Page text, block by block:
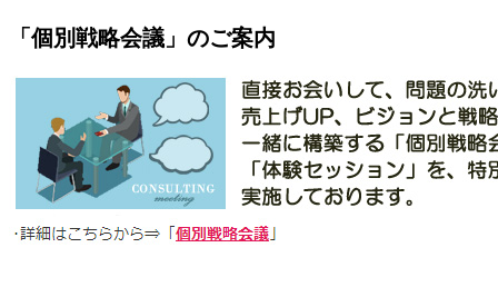
「個別戦略会議」のご案内